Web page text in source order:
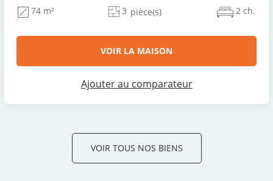
74 m² 3 pièce(s) 2 ch.
VOIR LA MAISON
Ajouter au comparateur
VOIR TOUS NOS BIENS